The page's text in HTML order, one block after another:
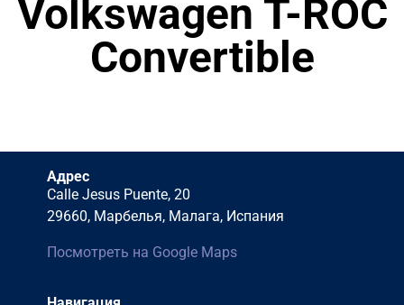
Volkswagen T-ROC
Convertible
Адрес
Calle Jesus Puente, 20
29660, Марбелья, Малага, Испания
Посмотреть на Google Maps